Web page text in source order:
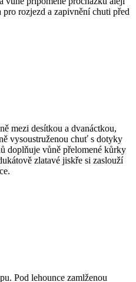
rozjezd a zapivnění chuti před
mezi desítkou a dvanáctkou,
vysoustruženou chuť s dotyky
doplňuje vůně přelomené kůrky
zlatavé jiskře si zaslouží
Pod lehounce zamlženou